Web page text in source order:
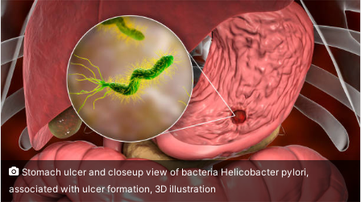
Stomach ulcer and closeup view of bacteria Helicobacter pylori,
associated with ulcer formation, 3D illustration